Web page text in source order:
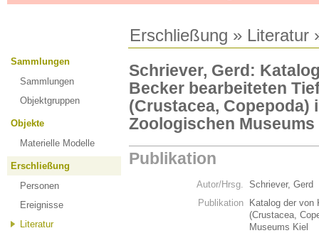
Erschließung » Literatur
Sammlungen
Sammlungen
Objektgruppen
Objekte
Materielle Modelle
Erschließung
Personen
Ereignisse
Literatur
Schriever, Gerd:
Becker bearbeiteten
(Crustacea, Copepoda)
Zoologischen Museums
Publikation
Autor/Hrsg. Schriever, Gerd
Publikation
Katalog der von
(Crustacea,
Museums Kiel